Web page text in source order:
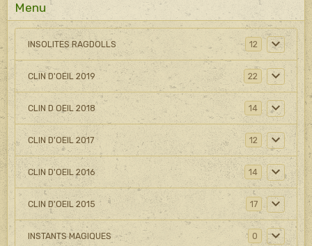
Menu
INSOLITES RAGDOLLS 12
CLIN D'OEIL 2019 22
CLIN D OEIL 2018 14
CLIN D'OEIL 2017 12
CLIN D'OEIL 2016 14
CLIN D'OEIL 2015 17
INSTANTS MAGIQUES 0